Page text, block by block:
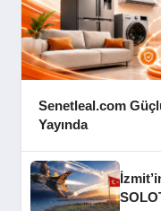
Senetleal.com
Yayında